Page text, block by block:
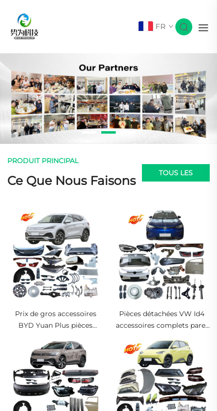
FR
PRODUIT PRINCIPAL
Ce Que Nous Faisons
TOUS LES
Prix de gros accessoires
BYD Yuan Plus pièces
d'énergie nouvelle pour
BYD Atto 3 kits carrosserie
en stock
Pièces détachées VW Id4
accessoires complets pare-
grilles filtres plaquettes de
frein pour Volkswagen Id.4 X
Crozz